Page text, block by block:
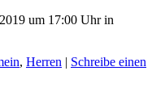
um 17:00 Uhr in
, Herren | Schreibe einen